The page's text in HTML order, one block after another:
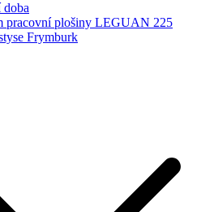
doba
pracovní plošiny LEGUAN 225
Frymburk